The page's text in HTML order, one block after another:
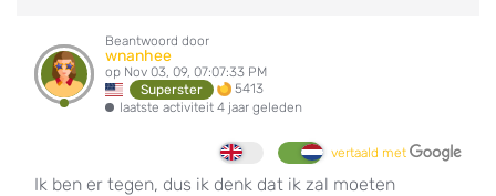
Beantwoord door
wnanhee
op Nov 03, 09, 07:07:33 PM
Superster
5413
laatste activiteit 4 jaar geleden
vertaald met
Ik ben er tegen, dus ik denk dat ik zal moeten